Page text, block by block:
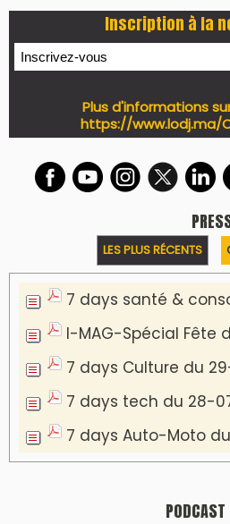
Inscription à la
Plus d'informations
https://www.lodj.ma/
LES PLUS RÉCENTS
7 days santé &
I-MAG-Spécial Fête
7 days Culture du
7 days tech du 28-
7 days Auto-Moto
PODCAST